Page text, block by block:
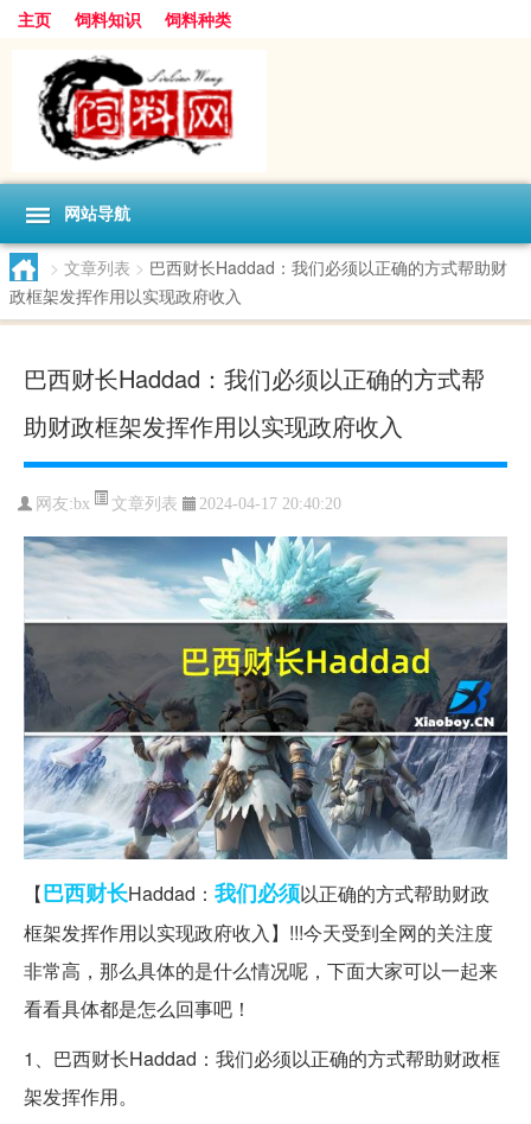
主页 饲料知识 饲料种类
网站导航
> 文章列表 > 巴西财长Haddad：我们必须以正确的方式帮助财
政框架发挥作用以实现政府收入
巴西财长Haddad：我们必须以正确的方式帮
助财政框架发挥作用以实现政府收入
网友:bx 文章列表 2024-04-17 20:40:20
【巴西财长Haddad： 我们必须以正确的方式帮助财政
框架发挥作用以实现政府收入】!!!今天受到全网的关注度
非常高，那么具体的是什么情况呢，下面大家可以一起来
看看具体都是怎么回事吧！
1、巴西财长Haddad：我们必须以正确的方式帮助财政框
架发挥作用。